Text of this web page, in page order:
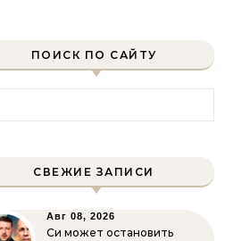
ПОИСК ПО САЙТУ
СВЕЖИЕ ЗАПИСИ
Авг 08, 2026
Си может остановить